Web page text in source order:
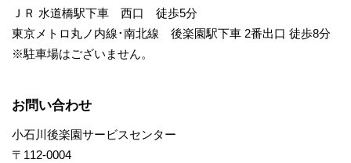
ＪＲ 水道橋駅下車 西口 徒歩5分
東京メトロ丸ノ内線･南北線 後楽園駅下車 2番出口 徒歩8分
※駐車場はございません。
お問い合わせ
小石川後楽園サービスセンター
〒112-0004